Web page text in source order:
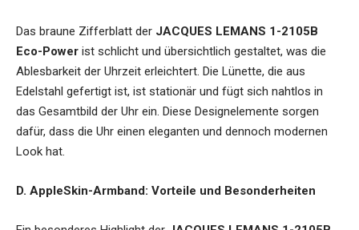
Das braune Zifferblatt der JACQUES LEMANS 1-2105B
Eco-Power ist schlicht und übersichtlich gestaltet, was die
Ablesbarkeit der Uhrzeit erleichtert. Die Lünette, die aus
Edelstahl gefertigt ist, ist stationär und fügt sich nahtlos in
das Gesamtbild der Uhr ein. Diese Designelemente sorgen
dafür, dass die Uhr einen eleganten und dennoch modernen
Look hat.
D. AppleSkin-Armband: Vorteile und Besonderheiten